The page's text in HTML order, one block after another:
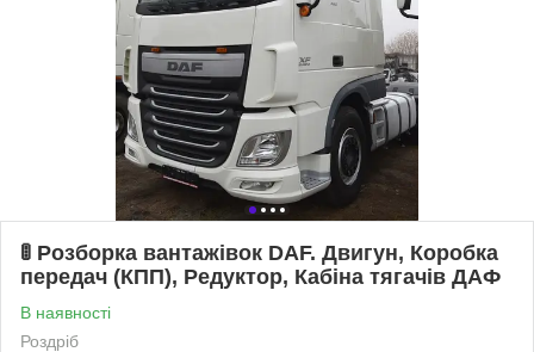
🚦 Розборка вантажівок DAF. Двигун, Коробка
передач (КПП), Редуктор, Кабіна тягачів ДАФ
В наявності
Роздріб